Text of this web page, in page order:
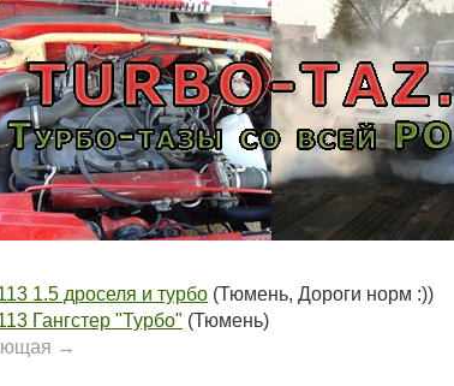
1.5 дроселя и турбо (Тюмень, Дороги норм :))
Гангстер "Турбо" (Тюмень)
→